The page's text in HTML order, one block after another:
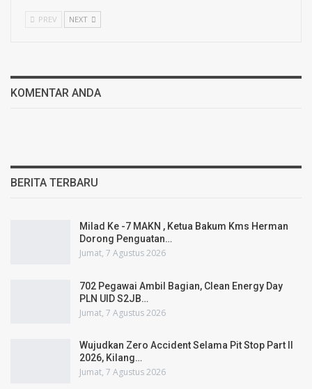
PREV NEXT
KOMENTAR ANDA
BERITA TERBARU
Milad Ke -7 MAKN , Ketua Bakum Kms Herman
Dorong Penguatan…
Jumat, 7 Agustus 2026
702 Pegawai Ambil Bagian, Clean Energy Day
PLN UID S2JB…
Jumat, 7 Agustus 2026
Wujudkan Zero Accident Selama Pit Stop Part II
2026, Kilang…
Jumat, 7 Agustus 2026